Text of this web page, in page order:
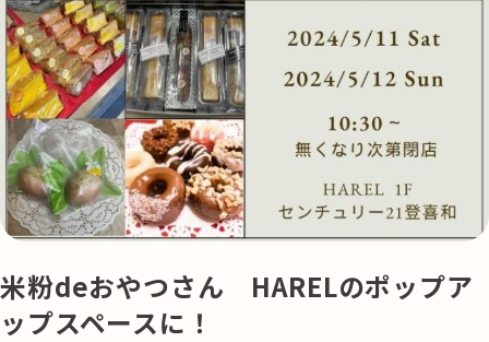
米粉deおやつさん HARELのポップア
ップスペースに！